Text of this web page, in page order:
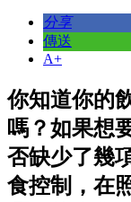
分享
傳送
A+
你知道你的
嗎？如果想
否缺少了幾
食控制，在